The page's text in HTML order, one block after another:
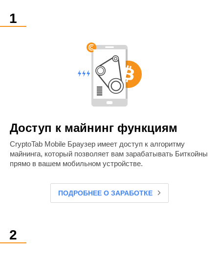
Доступ к майнинг функциям
CryptoTab Mobile Браузер имеет доступ к алгоритму
майнинга, который позволяет вам зарабатывать Биткойны
прямо в вашем мобильном устройстве.
ПОДРОБНЕЕ О ЗАРАБОТКЕ